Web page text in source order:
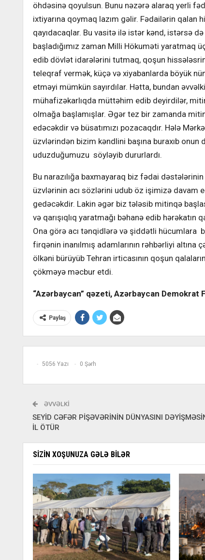
öhdəsinə qoyulsun. Bunu nəzərə alaraq yerli
ixtiyarına qoymaq lazım gəlir. Fədailərin qalan
qayıdacaqlar. Bu vasitə ilə istər kənd, istərsə
başladığımız zaman Milli Hökuməti yaratmaq
edib dövlət idarələrini tutmaq, qoşun
teleqraf vermək, küçə və xiyabanlarda böyük
etməyi mümkün sayırdılar. Hətta, bundan
mühafizəkarlıqda müttəhim edib deyirdilər,
olmağa başlamışlar. Əgər tez bir zamanda
edəcəkdir və büsatımızı pozacaqdır. Hələ
üzvlərindən bizim kəndlini başına buraxıb
uduzduğumuzu söyləyib dururlardı.
Bu narazılığa baxmayaraq biz fədai
üzvlərinin acı sözlərini udub öz işimizə davam
gedəcəkdir. Lakin əgər biz tələsib mitinqə
və qarışıqlıq yaratmağı bəhanə edib
Ona görə acı tənqidlərə və şiddətli hücumlara
firqənin inanılmış adamlarının rəhbərliyi altına
ölkəni bürüyüb Tehran irticasının qoşun
çökməyə məcbur etdi.
“Azərbaycan” qəzeti, Azərbaycan Demokrat
Paylaş
5056 Yazı 0 Şərh
ƏVVƏLKI
SEYİD CƏFƏR PİŞƏVƏRİNİN DÜNYASINI
İL ÖTÜR
SIZIN XOŞUNUZA GƏLƏ BILƏR